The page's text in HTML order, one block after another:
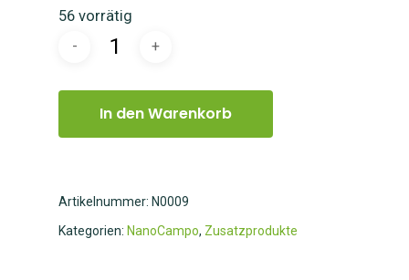
56 vorrätig
In den Warenkorb
Artikelnummer: N0009
Kategorien: NanoCampo, Zusatzprodukte